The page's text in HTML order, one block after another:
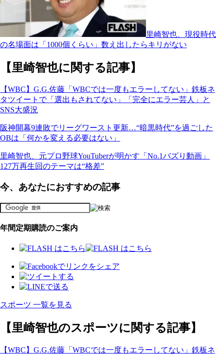
里崎智也、現役時代
の名場面は「1000個くらい」数え出したらキリがない
【里崎智也に関する記事】
【WBC】G.G.佐藤「WBCでは一度もエラーしてない」鉄板ネ
タツイートで「選出もされてない」「完全にエラー芸人」と
SNS大盛況
阪神開幕9連敗でリーグワースト更新…“暗黒時代”を過ごした
OBは「何かを変える必要はない」
里崎智也、元プロ野球YouTuberが明かす「No.1バズり動画」
127万再生回のテーマは“格差”
今、あなたにおすすめの記事
年間定期購読のご案内
スポーツ 一覧を見る
【里崎智也のスポーツに関する記事】
【WBC】G.G.佐藤「WBCでは一度もエラーしてない」鉄板ネ